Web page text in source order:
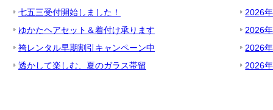
七五三受付開始しました！
ゆかたヘアセット＆着付け承ります
袴レンタル早期割引キャンペーン中
透かして楽しむ、夏のガラス帯留
2026
2026
2026
2026